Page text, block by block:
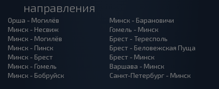
направления
Орша - Могилёв
Минск - Несвиж
Минск - Могилёв
Минск - Пинск
Минск - Брест
Минск - Гомель
Минск - Бобруйск
Минск - Барановичи
Гомель - Минск
Брест - Тересполь
Брест - Беловежская Пуща
Брест - Минск
Варшава - Минск
Санкт-Петербург - Минск